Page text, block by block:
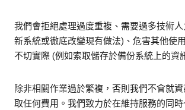
我們會拒絕處理過度重複、需要過多技術
新系統或徹底改變現有做法)、危害其他使
不切實際 (例如索取儲存於備份系統上的資
除非相關作業過於繁複，否則我們不會就
取任何費用。我們致力於在維持服務的同